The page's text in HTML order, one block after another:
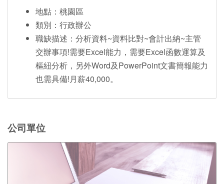
地點：桃園區
類別：行政辦公
職缺描述：分析資料~資料比對~會計出納~主管
交辦事項!需要Excel能力，需要Excel函數運算及
樞紐分析，另外Word及PowerPoint文書簡報能力
也需具備!月薪40,000。
公司單位